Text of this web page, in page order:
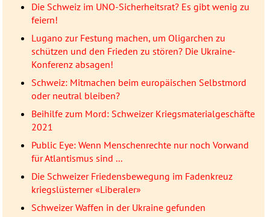
Die Schweiz im UNO-Sicherheitsrat? Es gibt wenig zu
feiern!
Lugano zur Festung machen, um Oligarchen zu
schützen und den Frieden zu stören? Die Ukraine-
Konferenz absagen!
Schweiz: Mitmachen beim europäischen Selbstmord
oder neutral bleiben?
Beihilfe zum Mord: Schweizer Kriegsmaterialgeschäfte
2021
Public Eye: Wenn Menschenrechte nur noch Vorwand
für Atlantismus sind ...
Die Schweizer Friedensbewegung im Fadenkreuz
kriegslüsterner «Liberaler»
Schweizer Waffen in der Ukraine gefunden